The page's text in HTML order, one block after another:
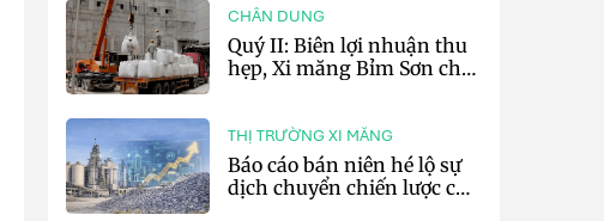
CHÂN DUNG
Quý II: Biên lợi nhuận thu
hẹp, Xi măng Bỉm Sơn chỉ
THỊ TRƯỜNG XI MĂNG
Báo cáo bán niên hé lộ sự
dịch chuyển chiến lược của